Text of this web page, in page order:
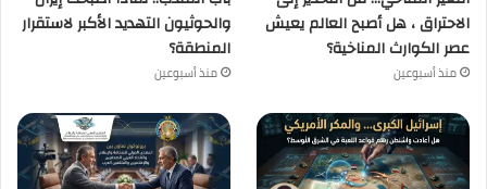
الاحتراق ، هل أصبح العالم يعيش
عصر الكوارث المناخية؟
منذ أسبوعين
والحوثيون التهديد الأكبر لاستقرار
المنطقة؟
منذ أسبوعين